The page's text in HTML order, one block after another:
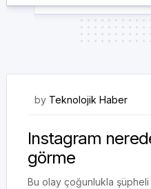
by Teknolojik Haber
Instagram
görme
Bu olay çoğunlukla